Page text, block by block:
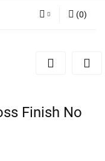
(0)
Finish No